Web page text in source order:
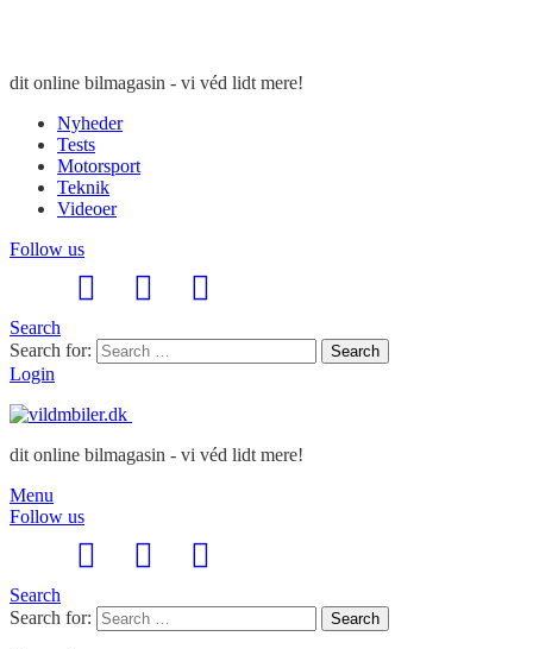
dit online bilmagasin - vi véd lidt mere!
Nyheder
Tests
Motorsport
Teknik
Videoer
Follow us
Search
Search for:
Search
Login
dit online bilmagasin - vi véd lidt mere!
Menu
Follow us
Search
Search for:
Search